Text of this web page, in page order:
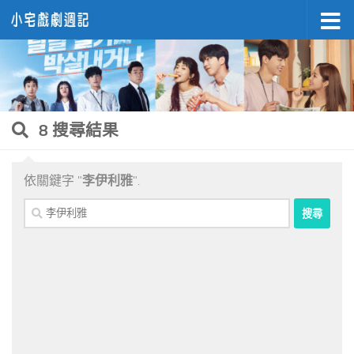
Skip to content
8 搜尋結果
依關鍵字 "李伊利雅".
搜
尋